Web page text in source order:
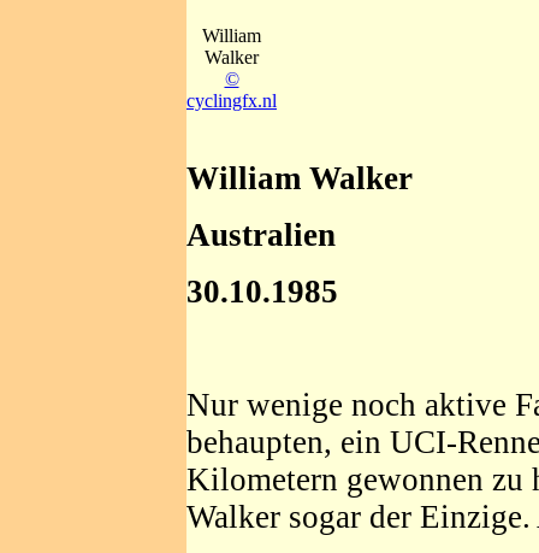
William
Walker
©
cyclingfx.nl
William Walker
Australien
30.10.1985
Nur wenige noch aktive
behaupten, ein UCI-
Kilometern gewonnen
Walker sogar der